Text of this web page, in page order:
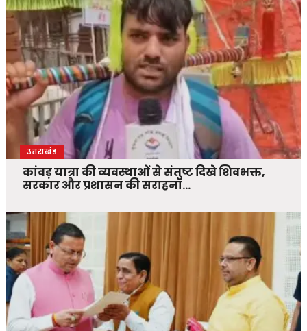
उत्तराखंड
कांवड़ यात्रा की व्यवस्थाओं से संतुष्ट दिखे शिवभक्त,
सरकार और प्रशासन की सराहना…